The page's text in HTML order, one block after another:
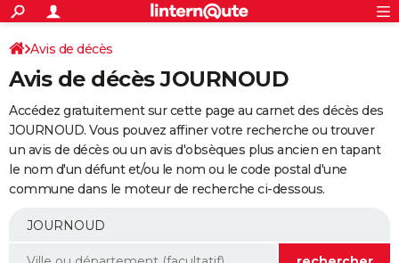
ACTUALITÉS
Politique
Société
Faits Divers
Education
Monde
Villes
+
SPORT
Coupe du monde 2026
Football
Tennis
Cyclisme
Rugby
Forum
Programme TV
TNT
Streaming
Cinéma
Sorties cinéma
Musique
+
FINANCE
Impôts
Immobilier
Risques naturels par ville
Banque
Assurance
Crédit
AUTO
Essais
Réserver un essai
Citadines
Berlines
SUV
Forum auto
+
Mobiles
Meilleur smartphone
Internet
Ordinateurs
Jeux vidéo
Guide high-tech
Avis de décès
Avis de décès JOURNOUD
Accédez gratuitement sur cette page au carnet des décès des
JOURNOUD. Vous pouvez affiner votre recherche ou trouver
un avis de décès ou un avis d'obsèques plus ancien en tapant
le nom d'un défunt et/ou le nom ou le code postal d'une
commune dans le moteur de recherche ci-dessous.